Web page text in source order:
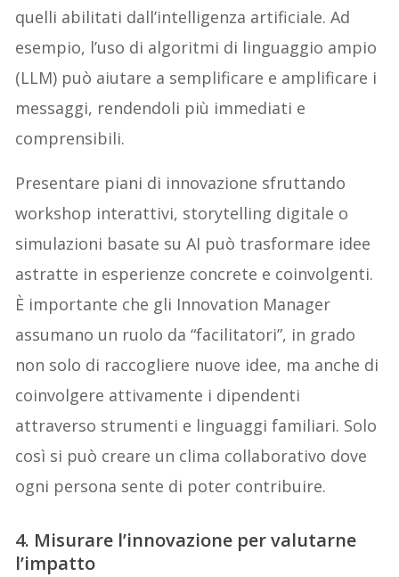
quelli abilitati dall’intelligenza artificiale. Ad
esempio, l’uso di algoritmi di linguaggio ampio
(LLM) può aiutare a semplificare e amplificare i
messaggi, rendendoli più immediati e
comprensibili.
Presentare piani di innovazione sfruttando
workshop interattivi, storytelling digitale o
simulazioni basate su AI può trasformare idee
astratte in esperienze concrete e coinvolgenti.
È importante che gli Innovation Manager
assumano un ruolo da “facilitatori”, in grado
non solo di raccogliere nuove idee, ma anche di
coinvolgere attivamente i dipendenti
attraverso strumenti e linguaggi familiari. Solo
così si può creare un clima collaborativo dove
ogni persona sente di poter contribuire.
4. Misurare l’innovazione per valutarne
l’impatto